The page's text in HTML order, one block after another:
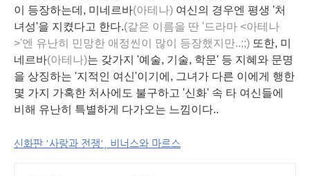
이 등장하는데, 미네르바(아테나) 여신의 경우엔 평생 '처
녀성'을 지켰다고 한다.(같은 이름을 딴 '드라마 <아테나
>'엔 유난히 민망한 애정씬이 많이 등장했지만..;;) 또한, 미
네르바(아테나)는 갖가지 '예술, 기술, 학문' 등 지혜와 문명
을 상징하는 '지적인 여신'이기에, 그녀가 다른 이에게 행한
몇 가지 가혹한 처사에도 불구하고 '신화' 속 타 여신들에
비해 유난히 특별하게 다가오는 느낌이다..
신화판 '사랑과 전쟁', 비너스와 마르스